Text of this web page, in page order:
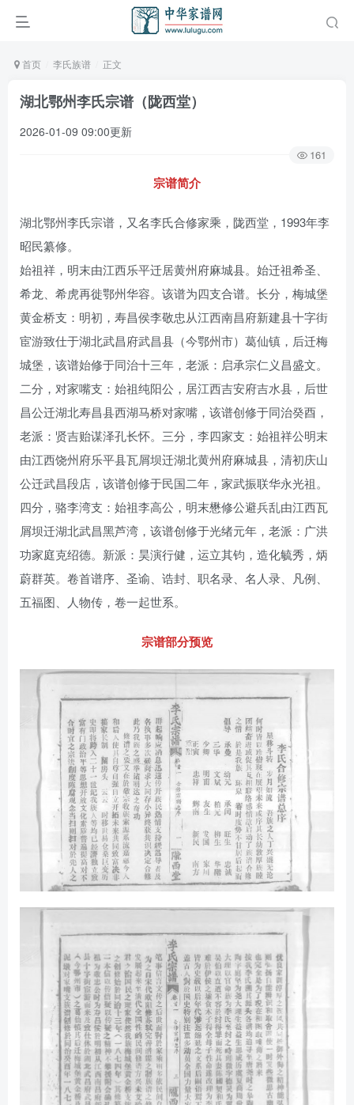
首页 李氏族谱 正文
湖北鄂州李氏宗谱（陇西堂）
2026-01-09 09:00更新
161
宗谱简介
湖北鄂州李氏宗谱，又名李氏合修家乘，陇西堂，1993年李
昭民纂修。
始祖祥，明末由江西乐平迁居黄州府麻城县。始迁祖希圣、
希龙、希虎再徙鄂州华容。该谱为四支合谱。长分，梅城堡
黄金桥支：明初，寿昌侯李敬忠从江西南昌府新建县十字街
宦游致仕于湖北武昌府武昌县（今鄂州市）葛仙镇，后迁梅
城堡，该谱始修于同治十三年，老派：启承宗仁义昌盛文。
二分，对家嘴支：始祖纯阳公，居江西吉安府吉水县，后世
昌公迁湖北寿昌县西湖马桥对家嘴，该谱创修于同治癸酉，
老派：贤吉贻谋泽孔长怀。三分，李四家支：始祖祥公明末
由江西饶州府乐平县瓦屑坝迁湖北黄州府麻城县，清初庆山
公迁武昌段店，该谱创修于民国二年，家武振联华永光祖。
四分，骆李湾支：始祖李高公，明末懋修公避兵乱由江西瓦
屑坝迁湖北武昌黑芦湾，该谱创修于光绪元年，老派：广洪
功家庭克绍德。新派：昊演行健，运立其钧，造化毓秀，炳
蔚群英。卷首谱序、圣谕、诰封、职名录、名人录、凡例、
五福图、人物传，卷一起世系。
宗谱部分预览